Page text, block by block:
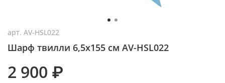
арт. AV-HSL022
Шарф твилли 6,5x155 см AV-HSL022
2 900 ₽